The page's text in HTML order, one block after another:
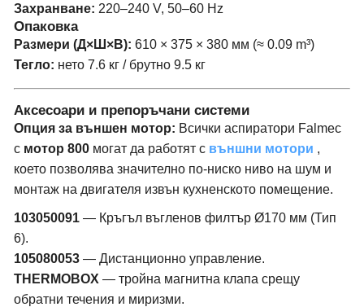
Захранване: 220–240 V, 50–60 Hz
Опаковка
Размери (Д×Ш×В): 610 × 375 × 380 мм (≈ 0.09 m³)
Тегло: нето 7.6 кг / брутно 9.5 кг
Аксесоари и препоръчани системи
Опция за външен мотор: Всички аспиратори Falmec
с мотор 800 могат да работят с външни мотори ,
което позволява значително по-ниско ниво на шум и
монтаж на двигателя извън кухненското помещение.
103050091 — Кръгъл въгленов филтър Ø170 мм (Тип
6).
105080053 — Дистанционно управление.
THERMOBOX — тройна магнитна клапа срещу
обратни течения и миризми.